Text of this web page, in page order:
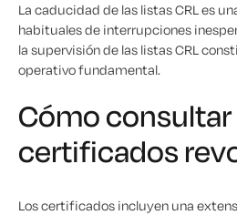
La caducidad de las listas CRL es
habituales de interrupciones
la supervisión de las listas CRL
operativo fundamental.
Cómo consultar
certificados
Los certificados incluyen una